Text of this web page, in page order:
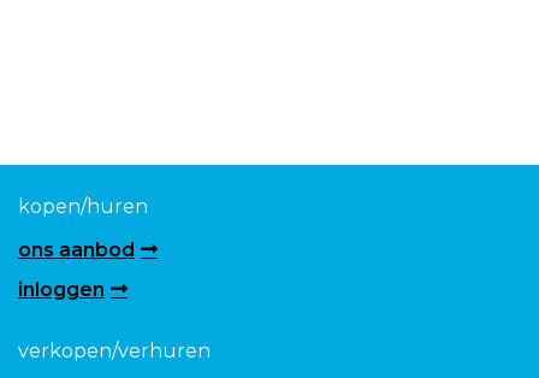
kopen/huren
ons aanbod
inloggen
verkopen/verhuren